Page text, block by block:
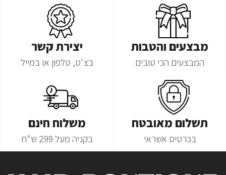
מבצעים והטבות
המבצעים הכי טובים
יצירת קשר
בצ'ט, טלפון או במייל
תשלום מאובטח
בכרטיס אשראי
משלוח חינם
בקניה מעל 299 ש"ח